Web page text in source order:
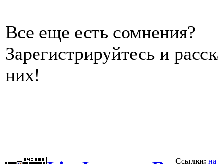
Все еще есть сомнения?
Зарегистрируйтесь и
них!
Ссылки: на